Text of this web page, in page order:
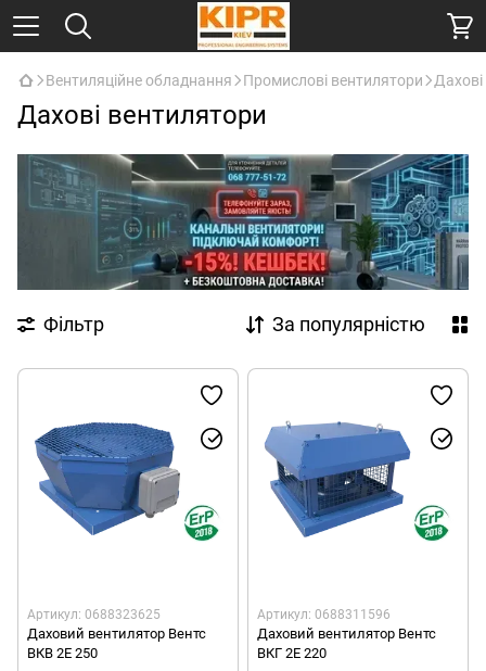
Вентиляційне обладнання Промислові вентилятори
Дахові вентилятори
Фільтр За популярністю
Артикул: 0688323625
Даховий вентилятор Вентс
ВКВ 2Е 250
Артикул: 0688311596
Даховий вентилятор Вентс
ВКГ 2Е 220